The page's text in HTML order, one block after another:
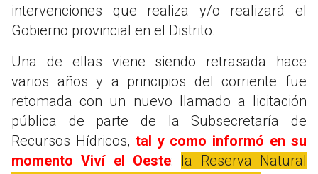
intervenciones que realiza y/o realizará el
Gobierno provincial en el Distrito.
Una de ellas viene siendo retrasada hace
varios años y a principios del corriente fue
retomada con un nuevo llamado a licitación
pública de parte de la Subsecretaría de
Recursos Hídricos, tal y como informó en su
momento Viví el Oeste: la Reserva Natural